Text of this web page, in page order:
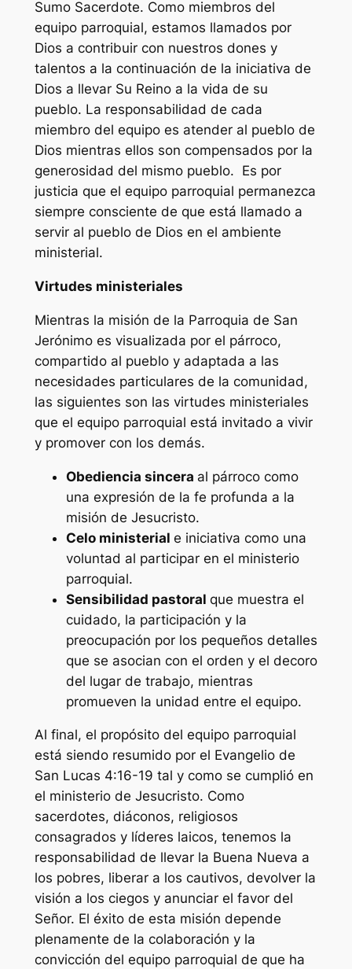
Sumo Sacerdote. Como miembros del
equipo parroquial, estamos llamados por
Dios a contribuir con nuestros dones y
talentos a la continuación de la iniciativa de
Dios a llevar Su Reino a la vida de su
pueblo. La responsabilidad de cada
miembro del equipo es atender al pueblo de
Dios mientras ellos son compensados por la
generosidad del mismo pueblo. Es por
justicia que el equipo parroquial permanezca
siempre consciente de que está llamado a
servir al pueblo de Dios en el ambiente
ministerial.
Virtudes ministeriales
Mientras la misión de la Parroquia de San
Jerónimo es visualizada por el párroco,
compartido al pueblo y adaptada a las
necesidades particulares de la comunidad,
las siguientes son las virtudes ministeriales
que el equipo parroquial está invitado a vivir
y promover con los demás.
Obediencia sincera al párroco como
una expresión de la fe profunda a la
misión de Jesucristo.
Celo ministerial e iniciativa como una
voluntad al participar en el ministerio
parroquial.
Sensibilidad pastoral que muestra el
cuidado, la participación y la
preocupación por los pequeños detalles
que se asocian con el orden y el decoro
del lugar de trabajo, mientras
promueven la unidad entre el equipo.
Al final, el propósito del equipo parroquial
está siendo resumido por el Evangelio de
San Lucas 4:16-19 tal y como se cumplió en
el ministerio de Jesucristo. Como
sacerdotes, diáconos, religiosos
consagrados y líderes laicos, tenemos la
responsabilidad de llevar la Buena Nueva a
los pobres, liberar a los cautivos, devolver la
visión a los ciegos y anunciar el favor del
Señor. El éxito de esta misión depende
plenamente de la colaboración y la
convicción del equipo parroquial de que ha